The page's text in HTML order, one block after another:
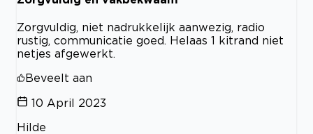
Zorgvuldig, niet nadrukkelijk aanwezig, radio
rustig, communicatie goed. Helaas 1 kitrand niet
netjes afgewerkt.
Beveelt aan
10 April 2023
Hilde